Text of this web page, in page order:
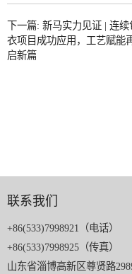
下一篇: 新马实力见证 | 连续
衣项目成功应用，工艺赋能
启新篇
联系我们
+86(533)7998921（电话）
+86(533)7998925（传真）
山东省淄博高新区尊贤路